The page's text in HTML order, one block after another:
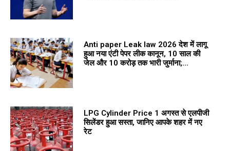
Anti paper Leak law 2026 देश में लागू
हुआ नया एंटी पेपर लीक कानून, 10 साल की
जेल और 10 करोड़ तक भारी जुर्माना;...
LPG Cylinder Price 1 अगस्त से एलपीजी
सिलेंडर हुआ सस्ता, जानिए आपके शहर में नए
रेट